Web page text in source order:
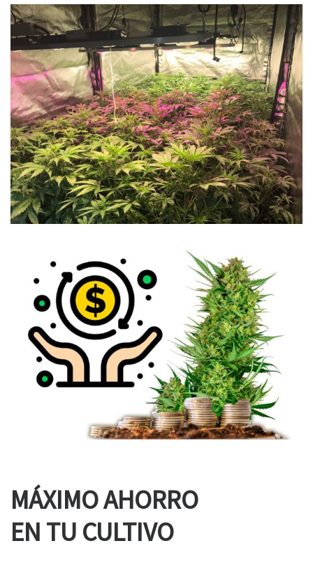
MÁXIMO AHORRO
EN TU CULTIVO